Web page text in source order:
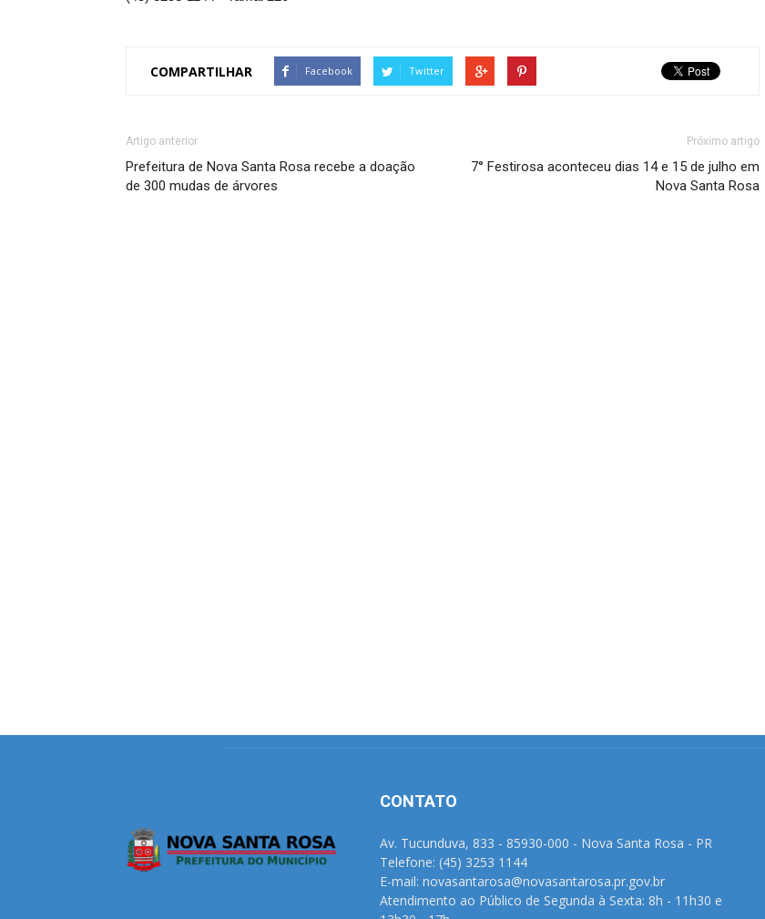
COMPARTILHAR Facebook Twitter
Artigo anterior
Prefeitura de Nova Santa Rosa recebe a doação
de 300 mudas de árvores
Próximo artigo
7° Festirosa aconteceu dias 14 e 15 de julho em
Nova Santa Rosa
CONTATO
Av. Tucunduva, 833 - 85930-000 - Nova Santa Rosa - PR
Telefone: (45) 3253 1144
E-mail: novasantarosa@novasantarosa.pr.gov.br
Atendimento ao Público de Segunda à Sexta: 8h - 11h30 e